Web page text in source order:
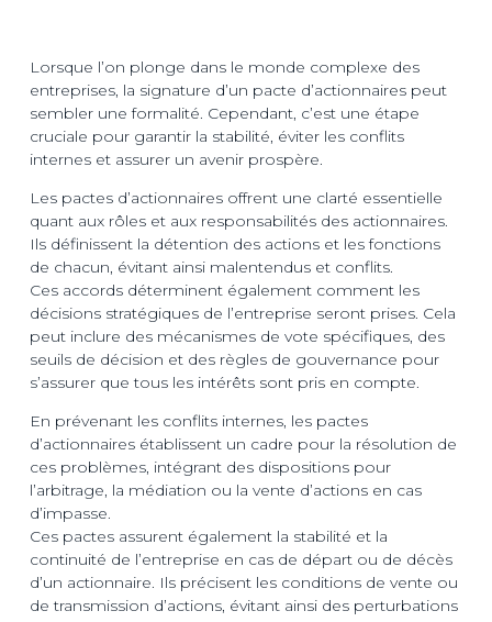
Lorsque l’on plonge dans le monde complexe des
entreprises, la signature d’un pacte d’actionnaires peut
sembler une formalité. Cependant, c’est une étape
cruciale pour garantir la stabilité, éviter les conflits
internes et assurer un avenir prospère.
Les pactes d’actionnaires offrent une clarté essentielle
quant aux rôles et aux responsabilités des actionnaires.
Ils définissent la détention des actions et les fonctions
de chacun, évitant ainsi malentendus et conflits.
Ces accords déterminent également comment les
décisions stratégiques de l’entreprise seront prises. Cela
peut inclure des mécanismes de vote spécifiques, des
seuils de décision et des règles de gouvernance pour
s’assurer que tous les intérêts sont pris en compte.
En prévenant les conflits internes, les pactes
d’actionnaires établissent un cadre pour la résolution de
ces problèmes, intégrant des dispositions pour
l’arbitrage, la médiation ou la vente d’actions en cas
d’impasse.
Ces pactes assurent également la stabilité et la
continuité de l’entreprise en cas de départ ou de décès
d’un actionnaire. Ils précisent les conditions de vente ou
de transmission d’actions, évitant ainsi des perturbations